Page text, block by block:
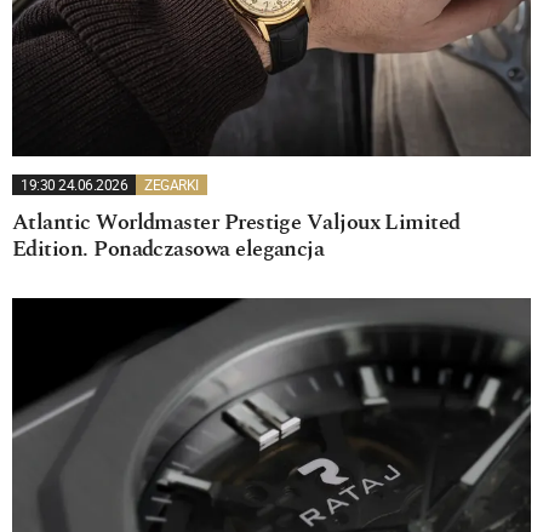
19:30 24.06.2026 ZEGARKI
Atlantic Worldmaster Prestige Valjoux Limited
Edition. Ponadczasowa elegancja